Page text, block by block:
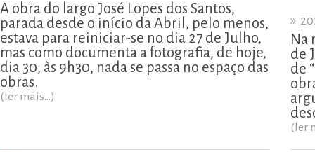
A obra do largo José Lopes dos Santos,
parada desde o início da Abril, pelo menos,
estava para reiniciar-se no dia 27 de Julho,
mas como documenta a fotografia, de hoje,
dia 30, às 9h30, nada se passa no espaço das
obras.
(ler mais...)
»
Na
de
de
(ler